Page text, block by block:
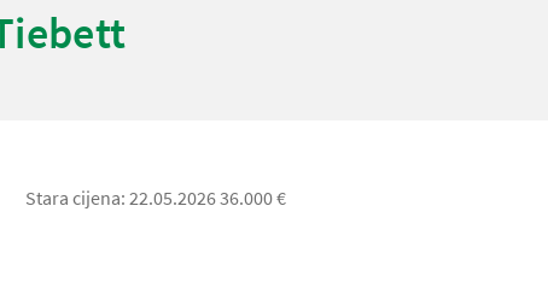
Stara cijena: 22.05.2026 36.000 €